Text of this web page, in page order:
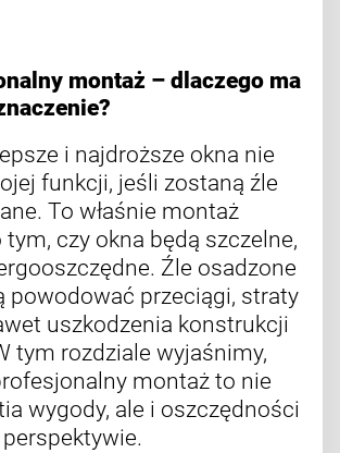
montaż – dlaczego ma
i najdroższe okna nie
funkcji, jeśli zostaną źle
To właśnie montaż
czy okna będą szczelne,
Źle osadzone
powodować przeciągi, straty
uszkodzenia konstrukcji
tym rozdziale wyjaśnimy,
montaż to nie
wygody, ale i oszczędności